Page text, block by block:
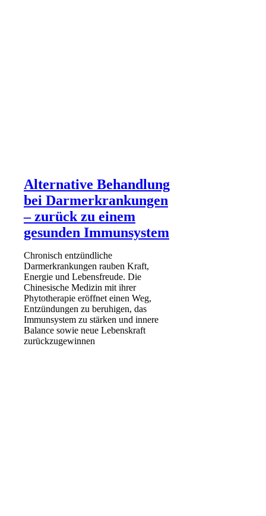
Alternative Behandlung
bei Darmerkrankungen
– zurück zu einem
gesunden Immunsystem
Chronisch entzündliche
Darmerkrankungen rauben Kraft,
Energie und Lebensfreude. Die
Chinesische Medizin mit ihrer
Phytotherapie eröffnet einen Weg,
Entzündungen zu beruhigen, das
Immunsystem zu stärken und innere
Balance sowie neue Lebenskraft
zurückzugewinnen